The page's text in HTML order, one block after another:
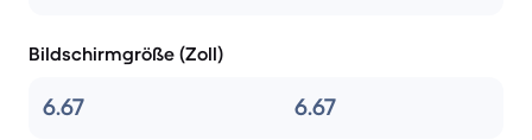
Bildschirmgröße (Zoll)
6.67 6.67